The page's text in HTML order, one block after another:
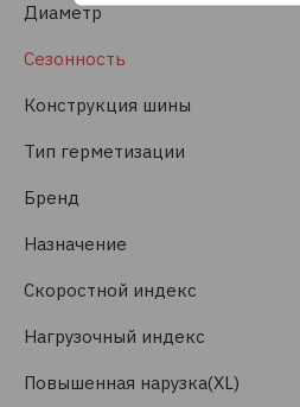
Диаметр
Сезонность
Конструкция шины
Тип герметизации
Бренд
Назначение
Скоростной индекс
Нагрузочный индекс
Повышенная нарузка(XL)